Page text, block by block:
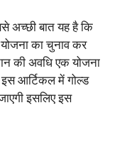
अच्छी बात यह है कि
का चुनाव कर
की अवधि एक योजना
आर्टिकल में गोल्ड
इसलिए इस